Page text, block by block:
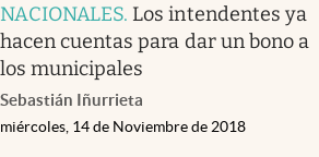
NACIONALES. Los intendentes ya
hacen cuentas para dar un bono a
los municipales
Sebastián Iñurrieta
miércoles, 14 de Noviembre de 2018